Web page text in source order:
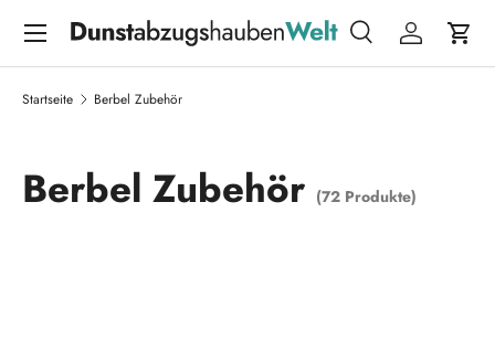
DIREKT ZUM INHALT
Suchen
SucheEinloggen
Menü
Startseite Berbel Zubehör
Berbel Zubehör (72 Produkte)